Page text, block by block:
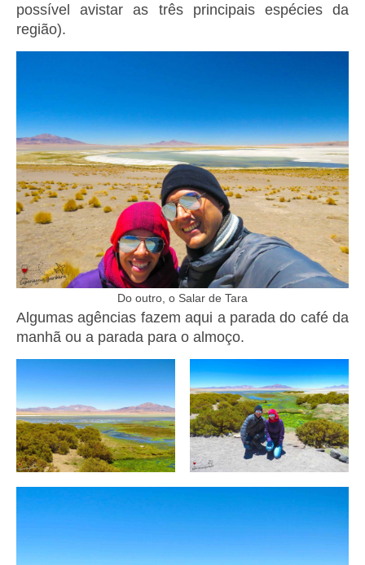
possível avistar as três principais espécies da
região).
Do outro, o Salar de Tara
Algumas agências fazem aqui a parada do café da
manhã ou a parada para o almoço.